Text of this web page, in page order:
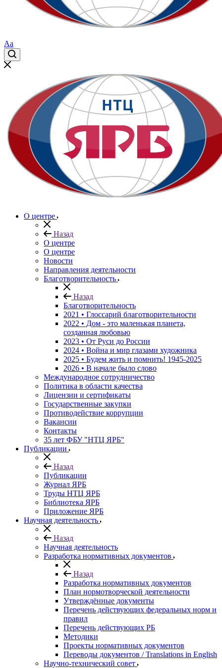
Aa
О центре
Назад
О центре
О центре
Новости
Направления деятельности
Благотворительность
Назад
Благотворительность
2021 • Глоссарий благотворительности
2022 • Дом - это маленькая планета,
созданная любовью
2023 • От Руси до России
2024 • Война и мир глазами художника
2025 • Будем жить и помнить! 1945-2025
2026 • В начале было слово
Международное сотрудничество
Политика в области качества
Лицензии и сертификаты
Государственные закупки
Противодействие коррупции
Вакансии
Контакты
35 лет ФБУ "НТЦ ЯРБ"
Публикации
Назад
Публикации
Журнал ЯРБ
Труды НТЦ ЯРБ
Библиотека ЯРБ
Приложение ЯРБ
Научная деятельность
Назад
Научная деятельность
Разработка нормативных документов
Назад
Разработка нормативных документов
План нормотворческой деятельности
Утверждённые документы
Перечень действующих федеральных норм и
правил
Перечень действующих РБ
Методики
Проекты нормативных документов
Переводы документов / Translations in English
Научно-технический совет